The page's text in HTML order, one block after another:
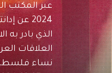
2024 عن
الذي بادر
العلاقات
نساء